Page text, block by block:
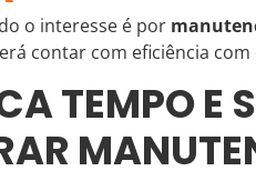
o interesse é por
contar com eficiência
TEMPO E